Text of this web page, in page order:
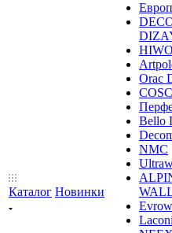
Каталог Новинки
Orac
Bello
NMС